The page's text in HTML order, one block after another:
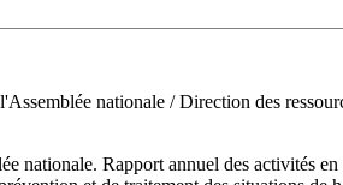
nationale / Direction des
nationale. Rapport annuel des activités